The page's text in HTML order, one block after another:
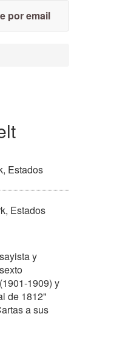
por email
Estados
Estados
y
1909) y
de 1812"
a sus